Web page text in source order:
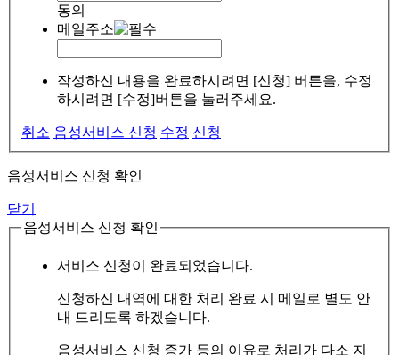
동의
메일주소
작성하신 내용을 완료하시려면 [신청] 버튼을, 수정
하시려면 [수정]버튼을 눌러주세요.
취소 음성서비스 신청 수정 신청
음성서비스 신청 확인
닫기
음성서비스 신청 확인
서비스 신청이 완료되었습니다.
신청하신 내역에 대한 처리 완료 시 메일로 별도 안
내 드리도록 하겠습니다.
음성서비스 신청 증가 등의 이유로 처리가 다소 지